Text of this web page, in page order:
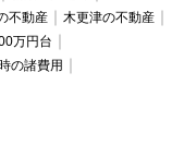
不動産
木更津の不動産
万円台
の諸費用